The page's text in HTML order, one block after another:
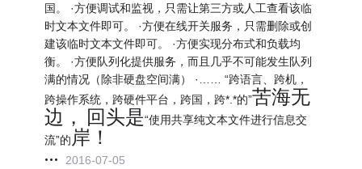
国。 ·方便调试和监视，只需让第三方或人工查看该临
时文本文件即可。 ·方便在线开关服务，只需删除或创
建该临时文本文件即可。 ·方便实现分布式和负载均
衡。 ·方便队列化提供服务，而且几乎不可能发生队列
满的情况（除非硬盘空间满） ·…… “跨语言、跨机，
跨操作系统，跨硬件平台，跨国，跨*.*的”苦海无
边， 回头是“使用共享纯文本文件进行信息交
流”的 岸！
2016-07-05